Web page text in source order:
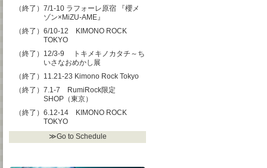
（終了）7/1-10 ラフォーレ原宿 『櫻メ
ゾン×MiZU-AME』
（終了）6/10-12 KIMONO ROCK
TOKYO
（終了）12/3-9 トキメキノカタチ～ち
いさなおめかし展
（終了）11.21-23 Kimono Rock Tokyo
（終了）7.1-7 RumiRock限定
SHOP（東京）
（終了）6.12-14 KIMONO ROCK
TOKYO
≫Go to Schedule